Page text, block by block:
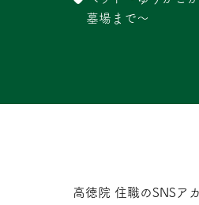
墓場まで～
高徳院 住職のSNSア